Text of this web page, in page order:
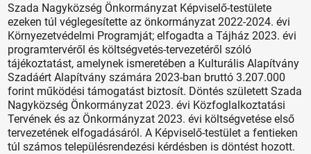
Szada Nagyközség Önkormányzat Képviselő-testülete
ezeken túl véglegesítette az önkormányzat 2022-2024. évi
Környezetvédelmi Programját; elfogadta a Tájház 2023. évi
programtervéről és költségvetés-tervezetéről szóló
tájékoztatást, amelynek ismeretében a Kulturális Alapítvány
Szadáért Alapítvány számára 2023-ban bruttó 3.207.000
forint működési támogatást biztosít. Döntés született Szada
Nagyközség Önkormányzat 2023. évi Közfoglalkoztatási
Tervének és az Önkormányzat 2023. évi költségvetése első
tervezetének elfogadásáról. A Képviselő-testület a fentieken
túl számos településrendezési kérdésben is döntést hozott.